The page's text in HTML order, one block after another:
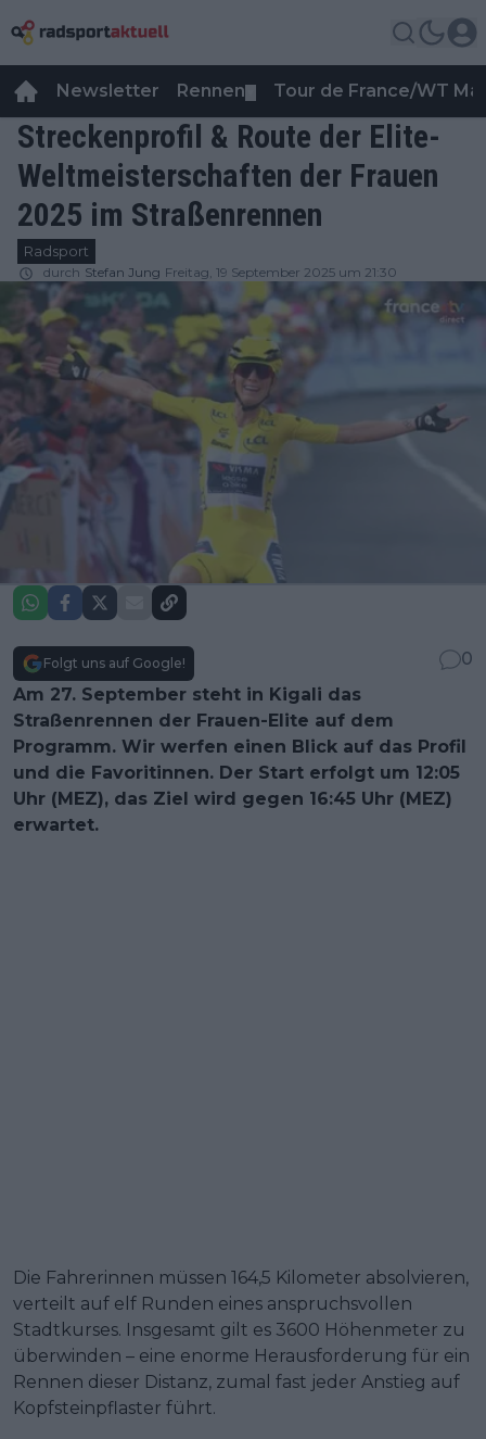
Newsletter Rennen Tour de France/WT
Streckenprofil & Route der Elite-
Weltmeisterschaften der Frauen
2025 im Straßenrennen
Radsport
durch Stefan Jung Freitag, 19 September 2025 um 21:30
Folgt uns auf Google!
0
Am 27. September steht in Kigali das
Straßenrennen der Frauen-Elite auf dem
Programm. Wir werfen einen Blick auf das Profil
und die Favoritinnen. Der Start erfolgt um 12:05
Uhr (MEZ), das Ziel wird gegen 16:45 Uhr (MEZ)
erwartet.
Die Fahrerinnen müssen 164,5 Kilometer absolvieren,
verteilt auf elf Runden eines anspruchsvollen
Stadtkurses. Insgesamt gilt es 3600 Höhenmeter zu
überwinden – eine enorme Herausforderung für ein
Rennen dieser Distanz, zumal fast jeder Anstieg auf
Kopfsteinpflaster führt.